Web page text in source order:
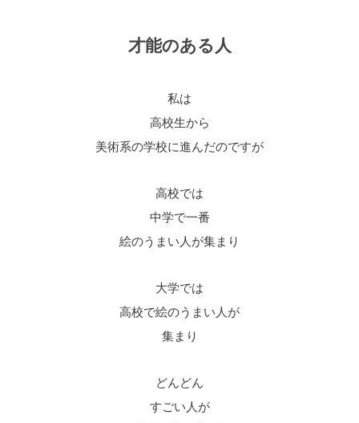
才能のある人
私は
高校生から
美術系の学校に進んだのですが
高校では
中学で一番
絵のうまい人が集まり
大学では
高校で絵のうまい人が
集まり
どんどん
すごい人が